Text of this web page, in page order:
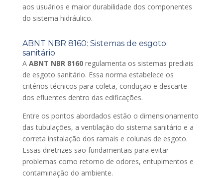
aos usuários e maior durabilidade dos componentes
do sistema hidráulico.
ABNT NBR 8160: Sistemas de esgoto
sanitário
A ABNT NBR 8160regulamenta os sistemas prediais
de esgoto sanitário. Essa norma estabelece os
critérios técnicos para coleta, condução e descarte
dos efluentes dentro das edificações.
Entre os pontos abordados estão o dimensionamento
das tubulações, a ventilação do sistema sanitário e a
correta instalação dos ramais e colunas de esgoto.
Essas diretrizes são fundamentais para evitar
problemas como retorno de odores, entupimentos e
contaminação do ambiente.